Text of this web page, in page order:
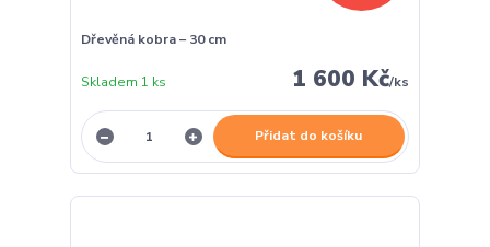
Dřevěná kobra – 30 cm
1 600 Kč/ks
Skladem 1 ks
Přidat do košíku